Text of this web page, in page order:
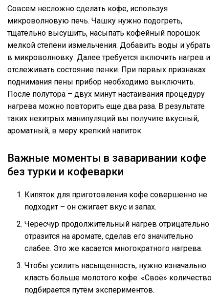
Совсем несложно сделать кофе, используя
микроволновую печь. Чашку нужно подогреть,
тщательно высушить, насыпать кофейный порошок
мелкой степени измельчения. Добавить воды и убрать
в микроволновку. Далее требуется включить нагрев и
отслеживать состояние пенки. При первых признаках
поднимания пены прибор необходимо выключить.
После полутора – двух минут настаивания процедуру
нагрева можно повторить еще два раза. В результате
таких нехитрых манипуляций вы получите вкусный,
ароматный, в меру крепкий напиток.
Важные моменты в заваривании кофе
без турки и кофеварки
Кипяток для приготовления кофе совершенно не
подходит – он сжигает вкус и запах.
Чересчур продолжительный нагрев отрицательно
отразится на аромате, сделав его значительно
слабее. Это же касается многократного нагрева.
Чтобы усилить насыщенность, нужно изначально
класть больше молотого кофе. «Своё» количество
подбирается путём экспериментов.